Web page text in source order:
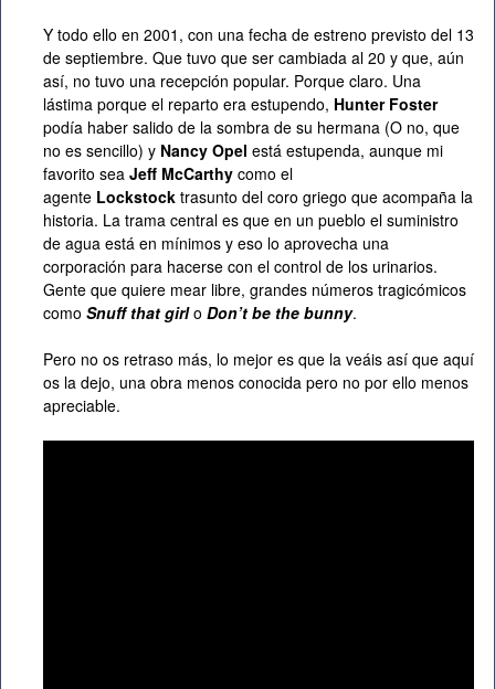
Y todo ello en 2001, con una fecha de estreno previsto del 13
de septiembre. Que tuvo que ser cambiada al 20 y que, aún
así, no tuvo una recepción popular. Porque claro. Una
lástima porque el reparto era estupendo, Hunter Foster
podía haber salido de la sombra de su hermana (O no, que
no es sencillo) y Nancy Opel está estupenda, aunque mi
favorito sea Jeff McCarthy como el
agente Lockstock trasunto del coro griego que acompaña la
historia. La trama central es que en un pueblo el suministro
de agua está en mínimos y eso lo aprovecha una
corporación para hacerse con el control de los urinarios.
Gente que quiere mear libre, grandes números tragicómicos
como Snuff that girlo Don’t be the bunny.
Pero no os retraso más, lo mejor es que la veáis así que aquí
os la dejo, una obra menos conocida pero no por ello menos
apreciable.